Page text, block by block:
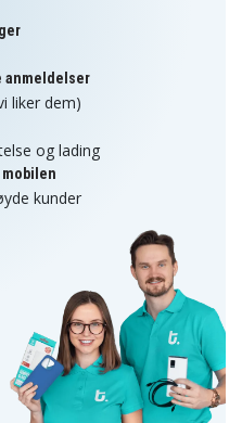
anmeldelser
liker dem)
og lading
mobilen
kunder